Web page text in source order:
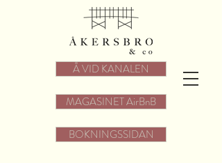
Å VID KANALEN
MAGASINET AirBnB
BOKNINGSSIDAN